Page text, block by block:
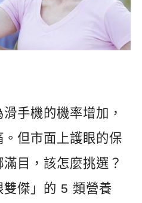
手機的機率增加，
但市面上護眼的保
目，該怎麼挑選？
傑」的 5 類營養